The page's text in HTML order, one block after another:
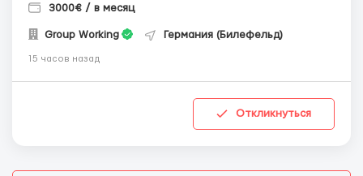
3000€ / в месяц
Group Working Германия (Билефельд)
15 часов назад
Откликнуться